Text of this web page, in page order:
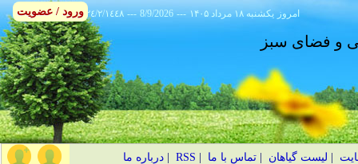
٢٤/٢/١٤٤٨ --- 8/9/2026 --- ۱۴۰۵ يکشنبه ۱۸ مرداد امروز
و فضای سبز
لیست گیاهان |تماس با ما RSS
|درباره ما
ورود / عضویت